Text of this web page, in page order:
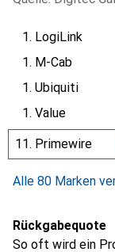
1. LogiLink
1. M-Cab
1. Ubiquiti
1. Value
11. Primewire
Alle 80 Marken
Rückgabequote
So oft wird ein